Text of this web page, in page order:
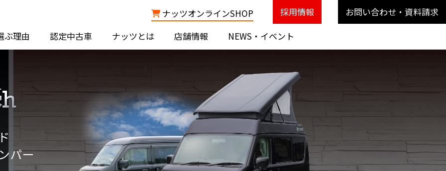
お問い合わせ・資料請求
ぶ理由
認定中古車 ナッツとは 店舗情報 NEWS・イベント
ナッツオンラインSHOP 採用情報